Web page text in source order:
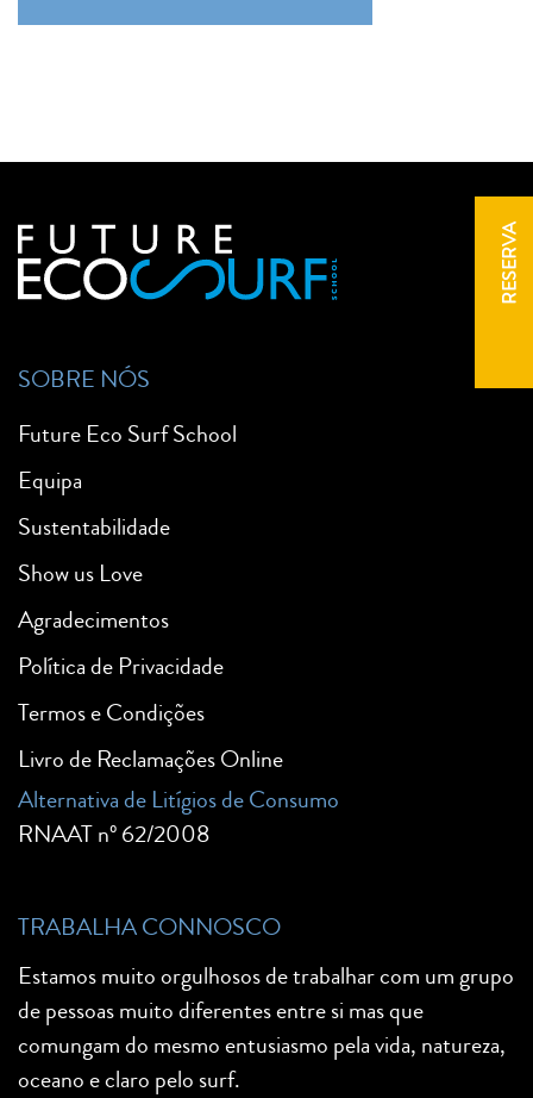
RESERVA
SOBRE NÓS
Future Eco Surf School
Equipa
Sustentabilidade
Show us Love
Agradecimentos
Política de Privacidade
Termos e Condições
Livro de Reclamações Online
Alternativa de Litígios de Consumo
RNAAT nº 62/2008
TRABALHA CONNOSCO
Estamos muito orgulhosos de trabalhar com um grupo
de pessoas muito diferentes entre si mas que
comungam do mesmo entusiasmo pela vida, natureza,
oceano e claro pelo surf.